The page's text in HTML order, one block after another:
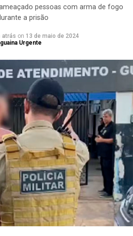
pessoas com arma de fogo
a prisão
atrás on 13 de maio de 2024
Urgente